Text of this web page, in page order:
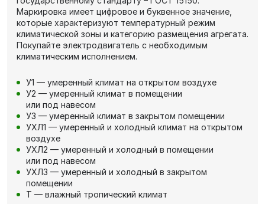
Маркировка имеет цифровое и буквенное значение,
которые характеризуют температурный режим
климатической зоны и категорию размещения агрегата.
Покупайте электродвигатель с необходимым
климатическим исполнением.
У1 — умеренный климат на открытом воздухе
У2 — умеренный климат в помещении
или под навесом
У3 — умеренный климат в закрытом помещении
УХЛ1 — умеренный и холодный климат на открытом
воздухе
УХЛ2 — умеренный и холодный в помещении
или под навесом
УХЛ3 — умеренный и холодный в закрытом
помещении
Т — влажный тропический климат